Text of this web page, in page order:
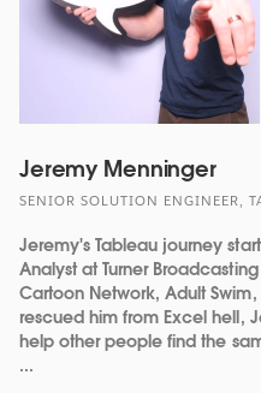
Jeremy Menninger
SENIOR SOLUTION ENGINEER,
Jeremy's Tableau journey
Analyst at Turner
Cartoon Network, Adult Swim,
rescued him from Excel hell,
help other people find the
...